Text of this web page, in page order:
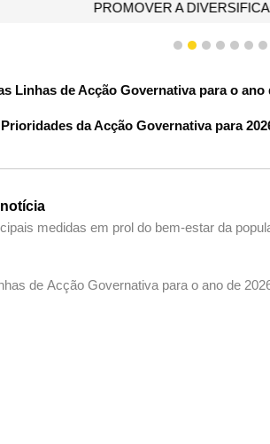
1 2 3 4 5 6 7
Linhas de Acção Governativa para o ano
da Acção Governativa para
medidas em prol do bem-estar da
de Acção Governativa para o ano de